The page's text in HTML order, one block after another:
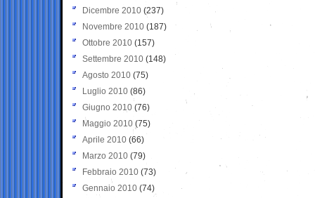
Dicembre 2010 (237)
Novembre 2010 (187)
Ottobre 2010 (157)
Settembre 2010 (148)
Agosto 2010 (75)
Luglio 2010 (86)
Giugno 2010 (76)
Maggio 2010 (75)
Aprile 2010 (66)
Marzo 2010 (79)
Febbraio 2010 (73)
Gennaio 2010 (74)